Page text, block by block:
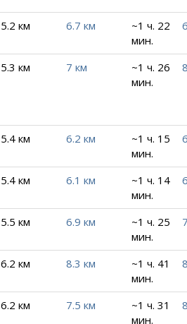
5.2 км 6.7 км
~1 ч. 22
мин.
5.3 км 7 км
~1 ч. 26
мин.
5.4 км 6.2 км
~1 ч. 15
мин.
5.4 км 6.1 км
~1 ч. 14
мин.
5.5 км 6.9 км
~1 ч. 25
мин.
6.2 км 8.3 км
~1 ч. 41
мин.
6.2 км 7.5 км
~1 ч. 31
мин.